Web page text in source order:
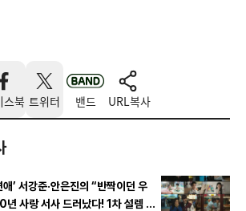
스북 트위터 밴드 URL복사
애’ 서강준·안은진의 “반짝이던 우
년 사랑 서사 드러났다! 1차 설렘 티